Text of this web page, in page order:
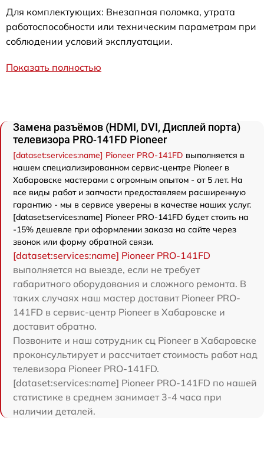
Для комплектующих: Внезапная поломка, утрата
работоспособности или техническим параметрам при
соблюдении условий эксплуатации.
Показать полностью
Замена разъёмов (HDMI, DVI, Дисплей порта)
телевизора PRO-141FD Pioneer
[dataset:services:name] Pioneer PRO-141FD выполняется в
нашем специализированном сервис-центре Pioneer в
Хабаровске мастерами с огромным опытом - от 5 лет. На
все виды работ и запчасти предоставляем расширенную
гарантию - мы в сервисе уверены в качестве наших услуг.
[dataset:services:name] Pioneer PRO-141FD будет стоить на
-15% дешевле при оформлении заказа на сайте через
звонок или форму обратной связи.
[dataset:services:name] Pioneer PRO-141FD
выполняется на выезде, если не требует
габаритного оборудования и сложного ремонта. В
таких случаях наш мастер доставит Pioneer PRO-
141FD в сервис-центр Pioneer в Хабаровске и
доставит обратно.
Позвоните и наш сотрудник сц Pioneer в Хабаровске
проконсультирует и рассчитает стоимость работ над
телевизора Pioneer PRO-141FD.
[dataset:services:name] Pioneer PRO-141FD по нашей
статистике в среднем занимает 3-4 часа при
наличии деталей.